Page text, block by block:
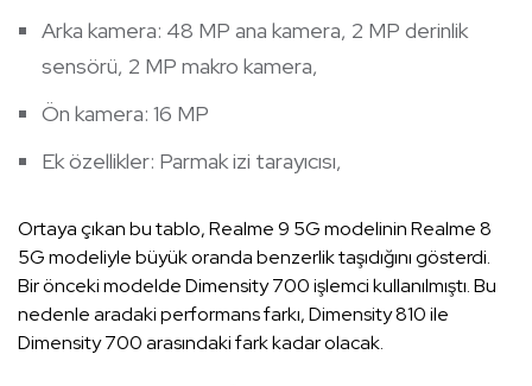
Arka kamera: 48 MP ana kamera, 2 MP derinlik
sensörü, 2 MP makro kamera,
Ön kamera: 16 MP
Ek özellikler: Parmak izi tarayıcısı,
Ortaya çıkan bu tablo, Realme 9 5G modelinin Realme 8
5G modeliyle büyük oranda benzerlik taşıdığını gösterdi.
Bir önceki modelde Dimensity 700 işlemci kullanılmıştı. Bu
nedenle aradaki performans farkı, Dimensity 810 ile
Dimensity 700 arasındaki fark kadar olacak.